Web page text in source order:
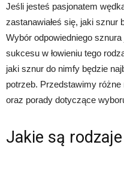
Jeśli jesteś pasjonatem
zastanawiałeś się, jaki sznur
Wybór odpowiedniego
sukcesu w łowieniu tego
jaki sznur do nimfy będzie
potrzeb. Przedstawimy
oraz porady dotyczące
Jakie są